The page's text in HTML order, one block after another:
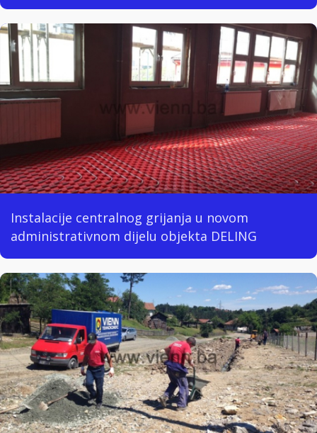
Instalacije centralnog grijanja u novom
administrativnom dijelu objekta DELING